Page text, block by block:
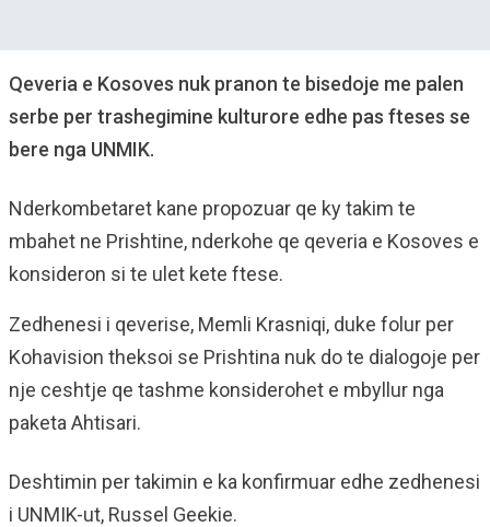
Qeveria e Kosoves nuk pranon te bisedoje me palen
serbe per trashegimine kulturore edhe pas fteses se
bere nga UNMIK.
Nderkombetaret kane propozuar qe ky takim te
mbahet ne Prishtine, nderkohe qe qeveria e Kosoves e
konsideron si te ulet kete ftese.
Zedhenesi i qeverise, Memli Krasniqi, duke folur per
Kohavision theksoi se Prishtina nuk do te dialogoje per
nje ceshtje qe tashme konsiderohet e mbyllur nga
paketa Ahtisari.
Deshtimin per takimin e ka konfirmuar edhe zedhenesi
i UNMIK-ut, Russel Geekie.